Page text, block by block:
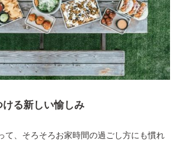
る新しい愉しみ
、そろそろお家時間の過ごし方にも慣れ